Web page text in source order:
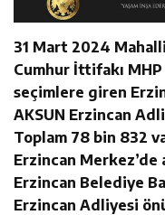
31 Mart 2024
Cumhur İttifakı
seçimlere giren
AKSUN Erzincan
Toplam 78 bin 832
Erzincan Merkez’de
Erzincan Belediye
Erzincan Adliyesi